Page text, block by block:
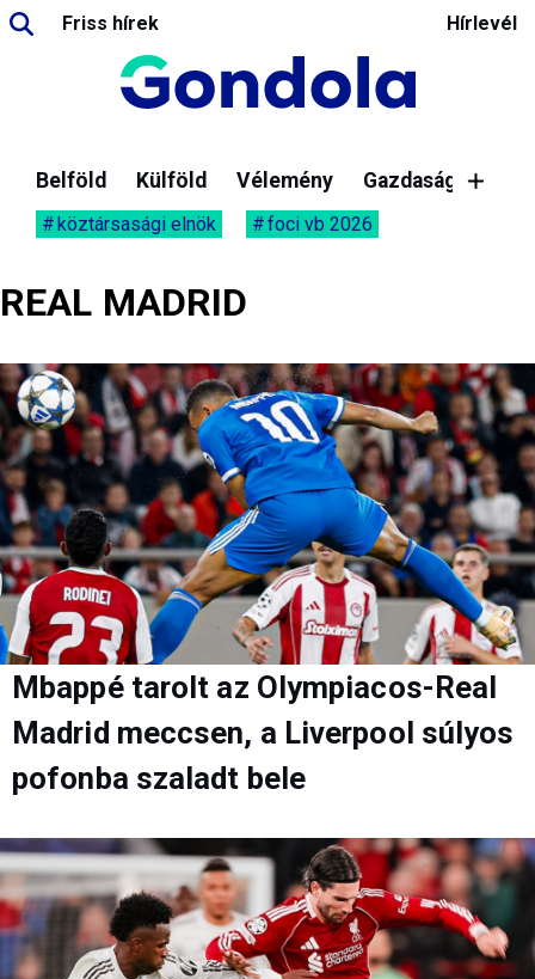
Friss hírek Hírlevél
Belföld Külföld Vélemény Gazdaság
köztársasági elnök foci vb 2026
REAL MADRID
Mbappé tarolt az Olympiacos-Real
Madrid meccsen, a Liverpool súlyos
pofonba szaladt bele